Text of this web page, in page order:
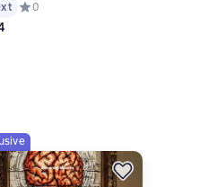
Средний рейтинг 0 на основе 0
0